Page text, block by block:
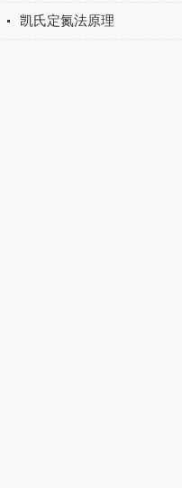
凯氏定氮法原理